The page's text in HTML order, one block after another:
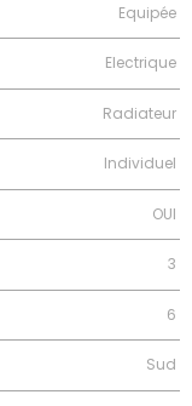
Equipée
Electrique
Radiateur
Individuel
OUI
3
6
Sud